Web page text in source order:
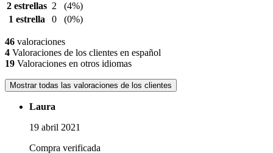
2 estrellas 2
(4%)
1 estrella
0 (0%)
46 valoraciones
4 Valoraciones de los clientes en español
19 Valoraciones en otros idiomas
Mostrar todas las valoraciones de los clientes
Laura
19 abril 2021
Compra verificada